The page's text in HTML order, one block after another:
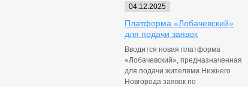
04.12.2025
Платформа «Лобачевский»
для подачи заявок
Вводится новая платформа
«Лобачевский», предназначенная
для подачи жителями Нижнего
Новгорода заявок по